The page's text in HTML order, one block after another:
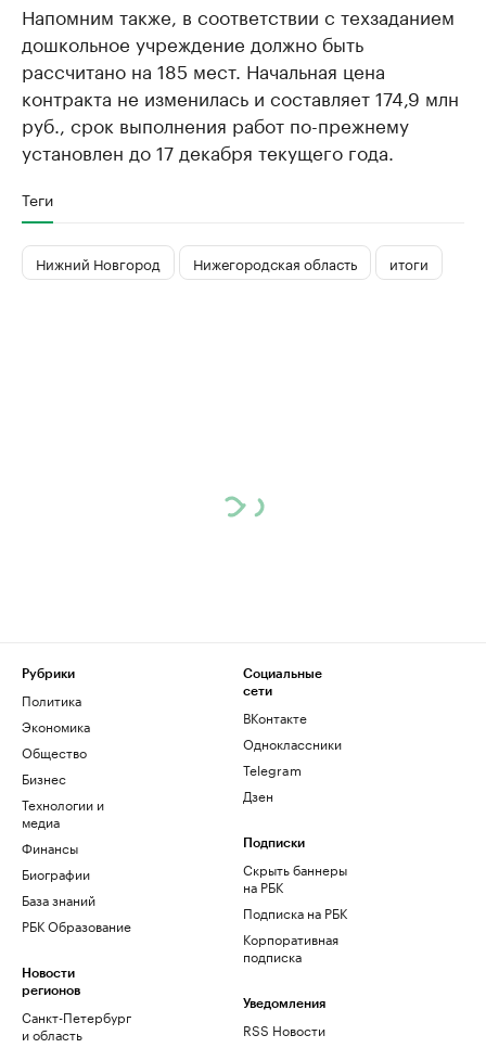
Напомним также, в соответствии с техзаданием
дошкольное учреждение должно быть
рассчитано на 185 мест. Начальная цена
контракта не изменилась и составляет 174,9 млн
руб., срок выполнения работ по-прежнему
установлен до 17 декабря текущего года.
Теги
Нижний Новгород Нижегородская область итоги
Рубрики
Политика
Экономика
Общество
Бизнес
Технологии и
медиа
Финансы
Биографии
База знаний
РБК Образование
Новости
регионов
Санкт-Петербург
и область
Социальные
сети
ВКонтакте
Одноклассники
Telegram
Дзен
Подписки
Скрыть баннеры
на РБК
Подписка на РБК
Корпоративная
подписка
Уведомления
RSS Новости